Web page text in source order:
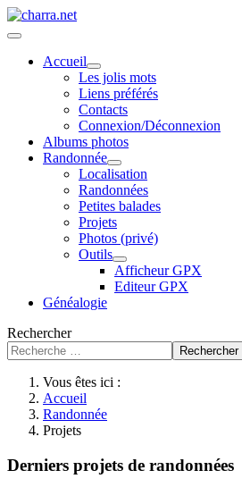
Accueil
Les jolis mots
Liens préférés
Contacts
Connexion/Déconnexion
Albums photos
Randonnée
Localisation
Randonnées
Petites balades
Projets
Photos (privé)
Outils
Afficheur GPX
Editeur GPX
Généalogie
Rechercher
Rechercher
Vous êtes ici :
Accueil
Randonnée
Projets
Derniers projets de randonnées